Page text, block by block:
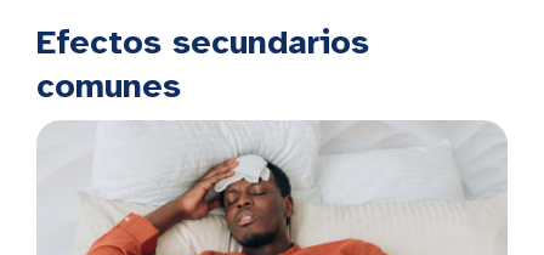
Efectos secundarios
comunes